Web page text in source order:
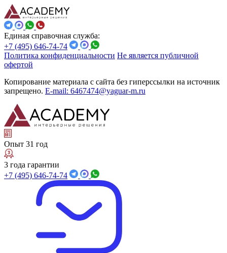
Единая справочная служба:
+7 (495) 646-74-74
Политика конфиденциальности Не является публичной
офертой
Копирование материала с сайта без гиперссылки на источник
запрещено. E-mail: 6467474@yaguar-m.ru
Опыт 31 год
3 года гарантии
+7 (495) 646-74-74